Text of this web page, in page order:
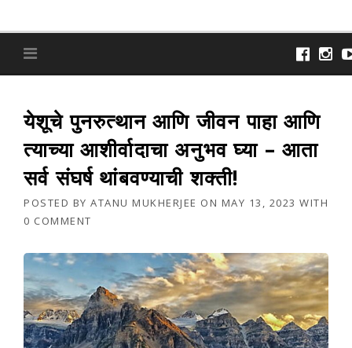
येशूचे पुनरुत्थान आणि जीवन पाहा आणि
त्याच्या आशीर्वादाचा अनुभव घ्या – आता
सर्व संघर्ष थांबवण्याची शक्ती!
POSTED BY ATANU MUKHERJEE ON MAY 13, 2023 WITH
0 COMMENT